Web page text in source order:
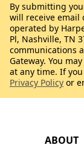
ABOUT
By submitting
will receive email
operated by
Pl, Nashville, TN
communications
Gateway. You
at any time. If
Privacy Policy or